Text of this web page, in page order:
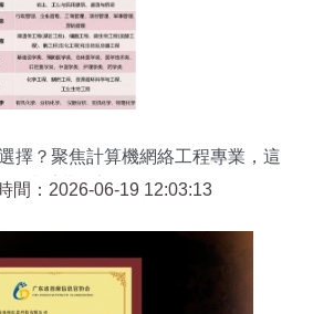
擇？聚焦計算機網絡工程專業，這
些千萬要想好！
間：2026-06-19 12:03:13